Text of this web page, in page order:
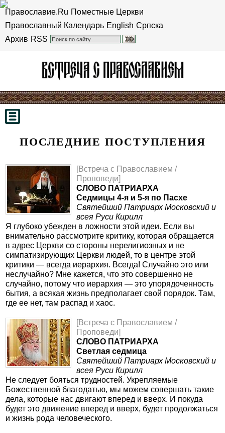
Православие.Ru Поместные Церкви
Православный Календарь English Српска
Архив RSS
ПОСЛЕДНИЕ ПОСТУПЛЕНИЯ
[Встреча с Православием /
Проповеди]
СЛОВО ПАТРИАРХА
Седмицы 4-я и 5-я по Пасхе
Святейший Патриарх Московский и
всея Руси Кирилл
Я глубоко убежден в ложности этой идеи. Если вы
внимательно рассмотрите критику, которая обращается
в адрес Церкви со стороны нерелигиозных и не
симпатизирующих Церкви людей, то в центре этой
критики — всегда иерархия. Всегда! Случайно это или
неслучайно? Мне кажется, что это совершенно не
случайно, потому что иерархия — это упорядоченность
бытия, а всякая жизнь предполагает свой порядок. Там,
где ее нет, там распад и хаос.
[Встреча с Православием /
Проповеди]
СЛОВО ПАТРИАРХА
Светлая седмица
Святейший Патриарх Московский и
всея Руси Кирилл
Не следует бояться трудностей. Укрепляемые
Божественной благодатью, мы можем совершать такие
дела, которые нас двигают вперед и вверх. И покуда
будет это движение вперед и вверх, будет продолжаться
и жизнь рода человеческого.